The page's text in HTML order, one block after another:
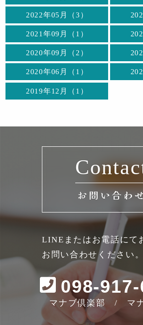
2022年05月（3）
2021年09月（1）
2020年09月（2）
2020年06月（1）
2019年12月（1）
お問い合わ
LINEまたはお電話にて
お問い合わせください
098-
マナブ倶楽部 / マ